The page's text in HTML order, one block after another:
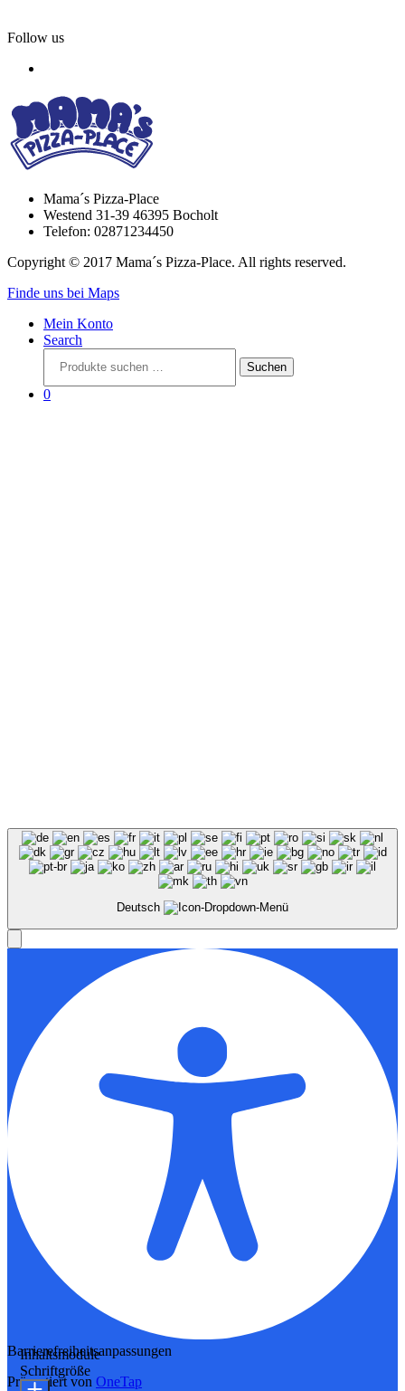
Follow us
Mama´s Pizza-Place
Westend 31-39 46395 Bocholt
Telefon: 02871234450
Copyright © 2017 Mama´s Pizza-Place. All rights reserved.
Finde uns bei Maps
Mein Konto
Search
nach:
Suchen
0
Deutsch
Barrierefreiheitsanpassungen
Präsentiert von OneTap
Inhaltsmodule
Schriftgröße